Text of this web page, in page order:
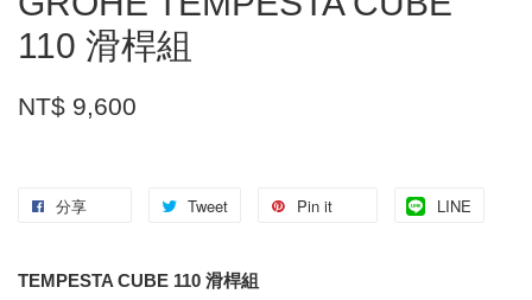
110 滑桿組
NT$ 9,600
分享 Tweet Pin it LINE
TEMPESTA CUBE 110 滑桿組